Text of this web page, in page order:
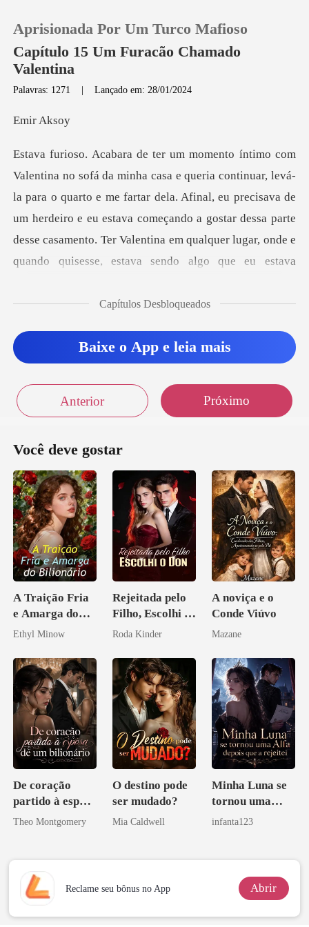
Histórico
Sair
Baixar App
Aprisionada Por Um Turco Mafioso
Capítulo 15 Um Furacão Chamado
Valentina
Palavras: 1271 |Lançado em: 28/01/2024
r A
para o quarto e me fartar dela. Afinal, eu precisava de
um herdeiro e eu estava começando a gostar dessa parte
Capítulos Desbloqueados
Baixe o App e leia mais
Anterior Próximo
Você deve gostar
A Traição Fria
e Amarga do
Bilionário
Ethyl Minow
Rejeitada pelo
Filho, Escolhi o
Don
Roda Kinder
A noviça e o
Conde Viúvo
Mazane
De coração
partido à esposa
de um bilionário
Theo Montgomery
O destino pode
ser mudado?
Mia Caldwell
Minha Luna se
tornou uma
Alfa depois que
infanta123
Reclame seu bônus no App Abrir